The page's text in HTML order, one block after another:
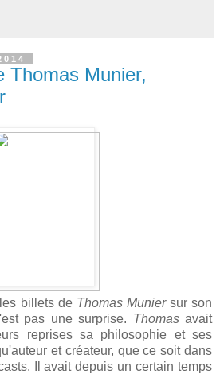
Thomas Munier,
billets de Thomas Muniersur son
pas une surprise. Thomasavait
reprises sa philosophie et ses
et créateur, que ce soit dans
Il avait depuis un certain temps